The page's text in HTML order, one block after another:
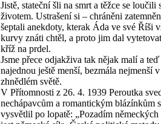
Jistě, stateční šli na smrt a těžce se loučili
životem. Ustrašení si – chráněni
šeptali anekdoty, kterak Áda ve své Říši
kurvy znáti chtěl, a proto jim dal
kříž na prdel.
Jsme přece odjakživa tak nějak malí a teď
najednou ještě menší, bezmála nejmenší
zhnědlém světě.
V Přítomnosti z 26. 4. 1939 Peroutka
nechápavcům a romantickým blázínkům
vysvětlil po lopatě: „Pozadím německých